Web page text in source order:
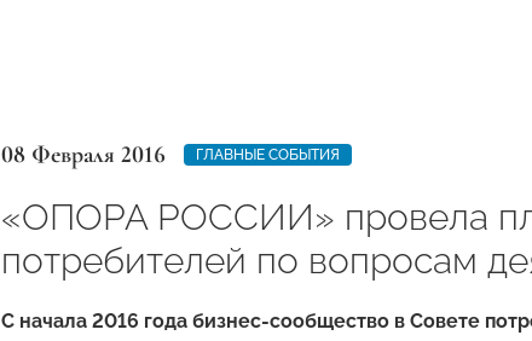
08 Февраля 2016 ГЛАВНЫЕ СОБЫТИЯ
«ОПОРА РОССИИ» провела
потребителей по вопросам
С начала 2016 года бизнес-сообщество в Совете